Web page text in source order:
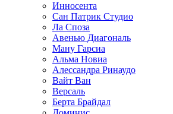
Инносента
Сан Патрик Студио
Ла Споза
Авенью Диагональ
Ману Гарсиа
Альма Новиа
Алессандра Ринаудо
Вайт Ван
Версаль
Берта Брайдал